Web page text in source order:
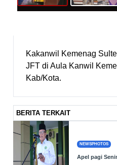
Kakanwil Kemenag
JFT di Aula Kanwil
Kab/Kota.
BERITA TERKAIT
NEWSPHOTOS
Apel pagi